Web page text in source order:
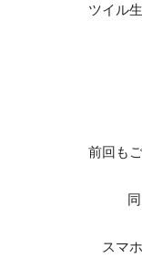
ツイル
前回も
スマ